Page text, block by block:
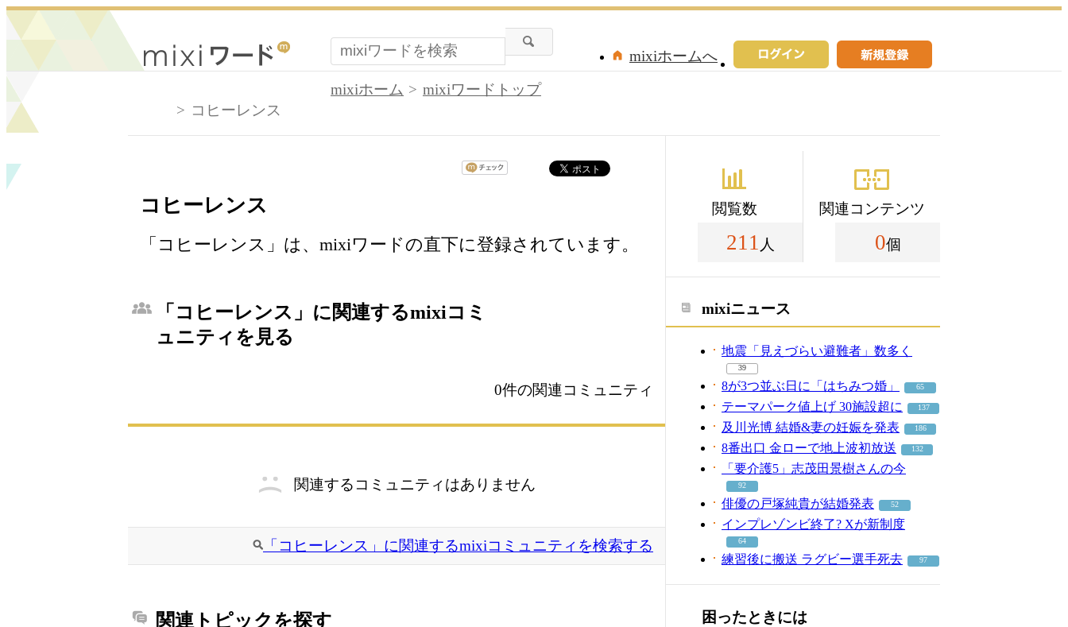
mixiホームへ
mixiホーム
mixiワードトップ
コヒーレンス
コヒーレンス
「コヒーレンス」は、mixiワードの直下に登録されています。
「コヒーレンス」に関連するmixiコミ
ュニティを見る
0件の関連コミュニティ
関連するコミュニティはありません
「コヒーレンス」に関連するmixiコミュニティを検索する
関連トピックを探す
閲覧数
211 人
関連コンテンツ
0個
mixiニュース
地震「見えづらい避難者」数多く
39
8が3つ並ぶ日に「はちみつ婚」 65
テーマパーク値上げ 30施設超に 137
及川光博 結婚&妻の妊娠を発表 186
8番出口 金ローで地上波初放送 132
「要介護5」志茂田景樹さんの今
92
俳優の戸塚純貴が結婚発表 52
インプレゾンビ終了? Xが新制度
64
練習後に搬送 ラグビー選手死去 97
困ったときには